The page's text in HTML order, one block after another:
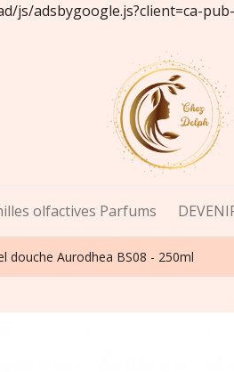
js/adsbygoogle.js?client=ca-
olfactives Parfums
douche Aurodhea BS08 - 250ml